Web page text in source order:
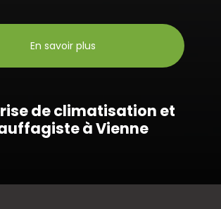
En savoir plus
de climatisation et
à Vienne